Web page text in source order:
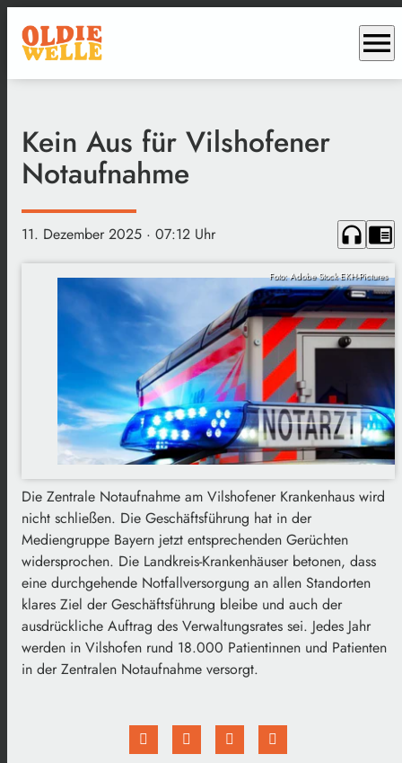
menu
Kein Aus für Vilshofener
Notaufnahme
11. Dezember 2025 · 07:12 Uhr headphones chrome_reader_mode
Foto: Adobe Stock EKH-Pictures
Die Zentrale Notaufnahme am Vilshofener Krankenhaus wird
nicht schließen. Die Geschäftsführung hat in der
Mediengruppe Bayern jetzt entsprechenden Gerüchten
widersprochen. Die Landkreis-Krankenhäuser betonen, dass
eine durchgehende Notfallversorgung an allen Standorten
klares Ziel der Geschäftsführung bleibe und auch der
ausdrückliche Auftrag des Verwaltungsrates sei. Jedes Jahr
werden in Vilshofen rund 18.000 Patientinnen und Patienten
in der Zentralen Notaufnahme versorgt.